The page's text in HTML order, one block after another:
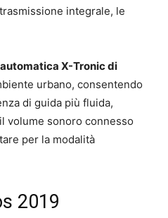
integrale, le
X-Tronic di
urbano, consentendo
di guida più fluida,
volume sonoro connesso
per la modalità
2019